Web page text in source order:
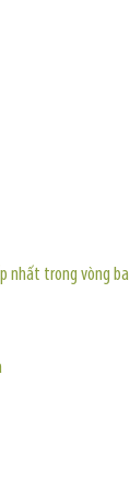
nhất trong vòng ba